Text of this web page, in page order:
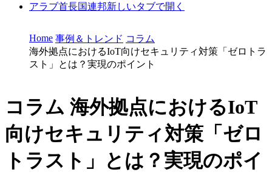
アラブ首長国連邦新しいタブで開く
Home 事例＆トレンド コラム
海外拠点におけるIoT向けセキュリティ対策「ゼロトラ
スト」とは？実現のポイント
コラム 海外拠点におけるIoT
向けセキュリティ対策「ゼロ
トラスト」とは？実現のポイ